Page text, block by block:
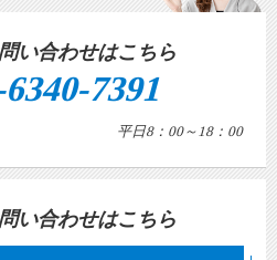
い合わせはこちら
7391
平日8：00～18：00
い合わせはこちら